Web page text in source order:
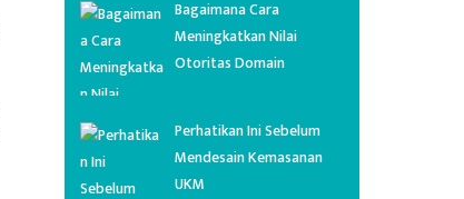
Bagaimana Cara
Meningkatkan Nilai
Otoritas Domain
Perhatikan Ini Sebelum
Mendesain Kemasanan
UKM